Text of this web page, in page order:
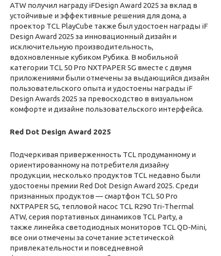
ATW получил награду iFDesign Award 2025 за вклад в
устойчивые и эффективные решения для дома, а
проектор TCL PlayCube также был удостоен награды iF
Design Award 2025 за инновационный дизайн и
исключительную производительность,
вдохновленные кубиком Рубика. В мобильной
категории TCL 50 Pro NXTPAPER 5G вместе с двумя
приложениями были отмечены за выдающийся дизайн
пользовательского опыта и удостоены награды iF
Design Awards 2025 за превосходство в визуальном
комфорте и дизайне пользовательского интерфейса.
Red Dot Design Award 2025
Подчеркивая приверженность TCL продуманному и
ориентированному на потребителя дизайну
продукции, несколько продуктов TCL недавно были
удостоены премии Red Dot Design Award 2025. Среди
признанных продуктов — смартфон TCL 50 Pro
NXTPAPER 5G, тепловой насос TCL R290 Tri-Thermal
ATW, серия портативных динамиков TCL Party, а
также линейка светодиодных мониторов TCL QD-Mini,
все они отмечены за сочетание эстетической
привлекательности и повседневной